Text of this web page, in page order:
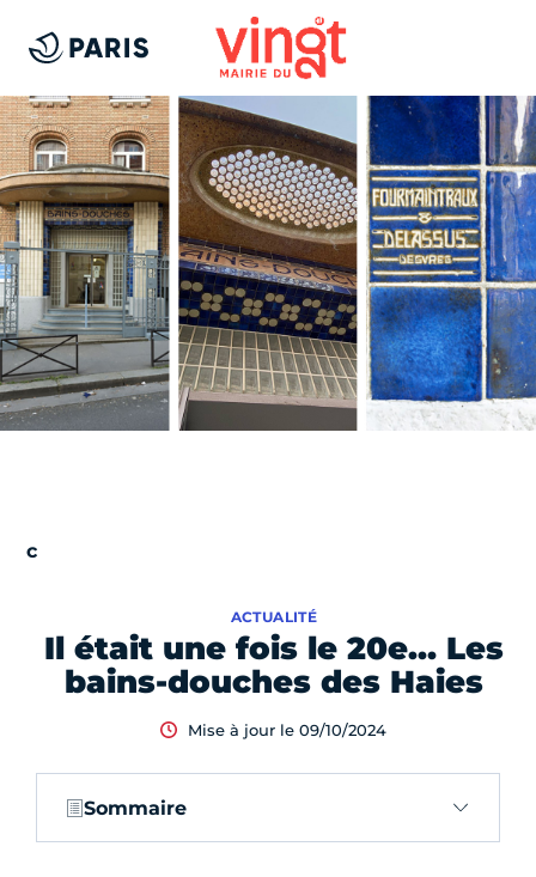
Il était une fois le 20e… Les
bains-douches des Haies
ACTUALITÉ
Mise à jour le 09/10/2024
Sommaire